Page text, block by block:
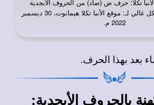
تكلا: حرف ض (ضاد) من الحروف الأبجدية
العربية - تصميم مايكل غالي لـ: موقع الأنبا تكلا هيمانوت، 30 ديسمبر
2022 م.
بعد بهذا الحرف.
بالحروف الأبجدية: